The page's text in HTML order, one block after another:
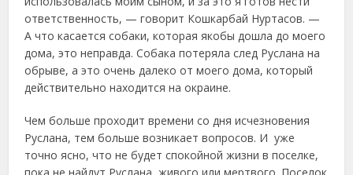
ответственность, — говорит Кошкарбай Нуртасов. —
А что касается собаки, которая якобы дошла до моего
дома, это неправда. Собака потеряла след Руслана на
обрыве, а это очень далеко от моего дома, который
действительно находится на окраине.
Чем больше проходит времени со дня исчезновения
Руслана, тем больше возникает вопросов. И уже
точно ясно, что не будет спокойной жизни в поселке,